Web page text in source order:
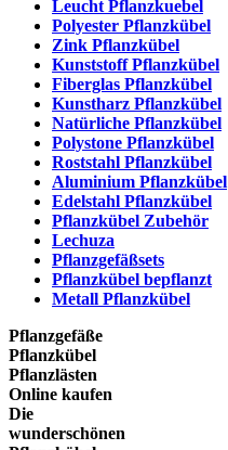
Leucht Pflanzkuebel
Polyester Pflanzkübel
Zink Pflanzkübel
Kunststoff Pflanzkübel
Fiberglas Pflanzkübel
Kunstharz Pflanzkübel
Natürliche Pflanzkübel
Polystone Pflanzkübel
Roststahl Pflanzkübel
Aluminium Pflanzkübel
Edelstahl Pflanzkübel
Pflanzkübel Zubehör
Lechuza
Pflanzgefäßsets
Pflanzkübel bepflanzt
Metall Pflanzkübel
Pflanzgefäße
Pflanzkübel
Pflanzlästen
Online kaufen
Die
wunderschönen